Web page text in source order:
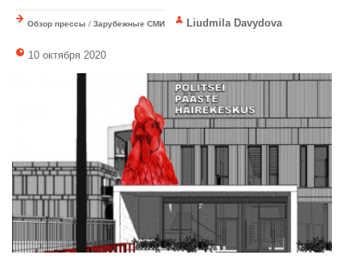
Обзор прессы / Зарубежные СМИ Liudmila Davydova
10 октября 2020